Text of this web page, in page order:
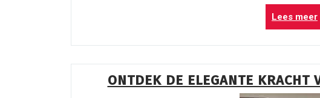
Lees meer
ONTDEK DE ELEGANTE KRACHT